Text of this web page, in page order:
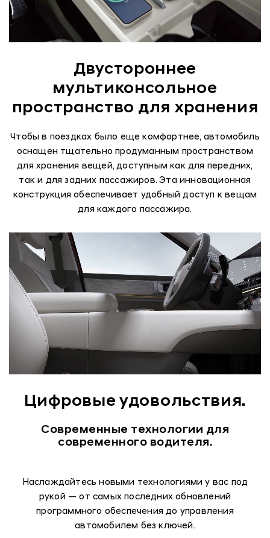
Двустороннее
мультиконсольное
пространство для хранения
Чтобы в поездках было еще комфортнее, автомобиль
оснащен тщательно продуманным пространством
для хранения вещей, доступным как для передних,
так и для задних пассажиров. Эта инновационная
конструкция обеспечивает удобный доступ к вещам
для каждого пассажира.
Цифровые удовольствия.
Современные технологии для
современного водителя.
Наслаждайтесь новыми технологиями у вас под
рукой — от самых последних обновлений
программного обеспечения до управления
автомобилем без ключей.